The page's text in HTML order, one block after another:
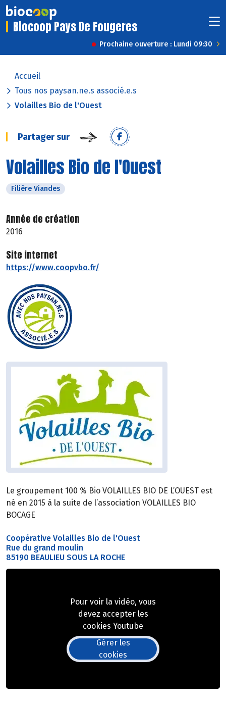
Biocoop Pays De Fougeres
Prochaine ouverture : Lundi 09:30
Accueil
Tous nos paysan.ne.s associé.e.s
Volailles Bio de l'Ouest
Partager sur
Volailles Bio de l'Ouest
Filière Viandes
Année de création
2016
Site internet
https://www.coopvbo.fr/
Le groupement 100 % Bio VOLAILLES BIO DE L’OUEST est
né en 2015 à la suite de l’association VOLAILLES BIO
BOCAGE
Coopérative Volailles Bio de l'Ouest
Rue du grand moulin
85190 BEAULIEU SOUS LA ROCHE
Pour voir la vidéo, vous
devez accepter les
cookies Youtube
Gérer les
cookies